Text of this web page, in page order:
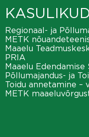
Regionaal- ja
METK
Maaelu
PRIA
Maaelu Edendamise
Põllumajandus- ja
Toidu annetamine –
METK